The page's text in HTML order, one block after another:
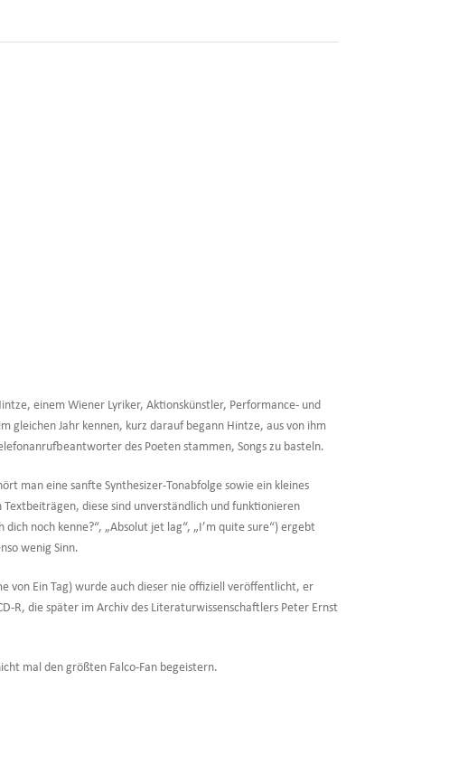
einem Wiener Lyriker, Aktionskünstler, Performance- und
Jahr kennen, kurz darauf begann Hintze, aus von ihm
des Poeten stammen, Songs zu basteln.
man eine sanfte Synthesizer-Tonabfolge sowie ein kleines
diese sind unverständlich und funktionieren
noch kenne?“, „Absolut jet lag“, „I’m quite sure“) ergebt
wenig Sinn.
von Ein Tag) wurde auch dieser nie offiziell veröffentlicht, er
R, die später im Archiv des Literaturwissenschaftlers Peter Ernst
mal den größten Falco-Fan begeistern.